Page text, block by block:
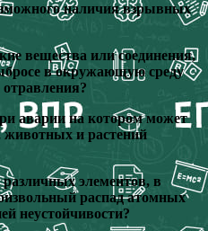
наличия взрывных
вещества или соединения,
в окружающую среду
аварии на котором может
животных и растений
элементов, в
распад атомных
неустойчивости?